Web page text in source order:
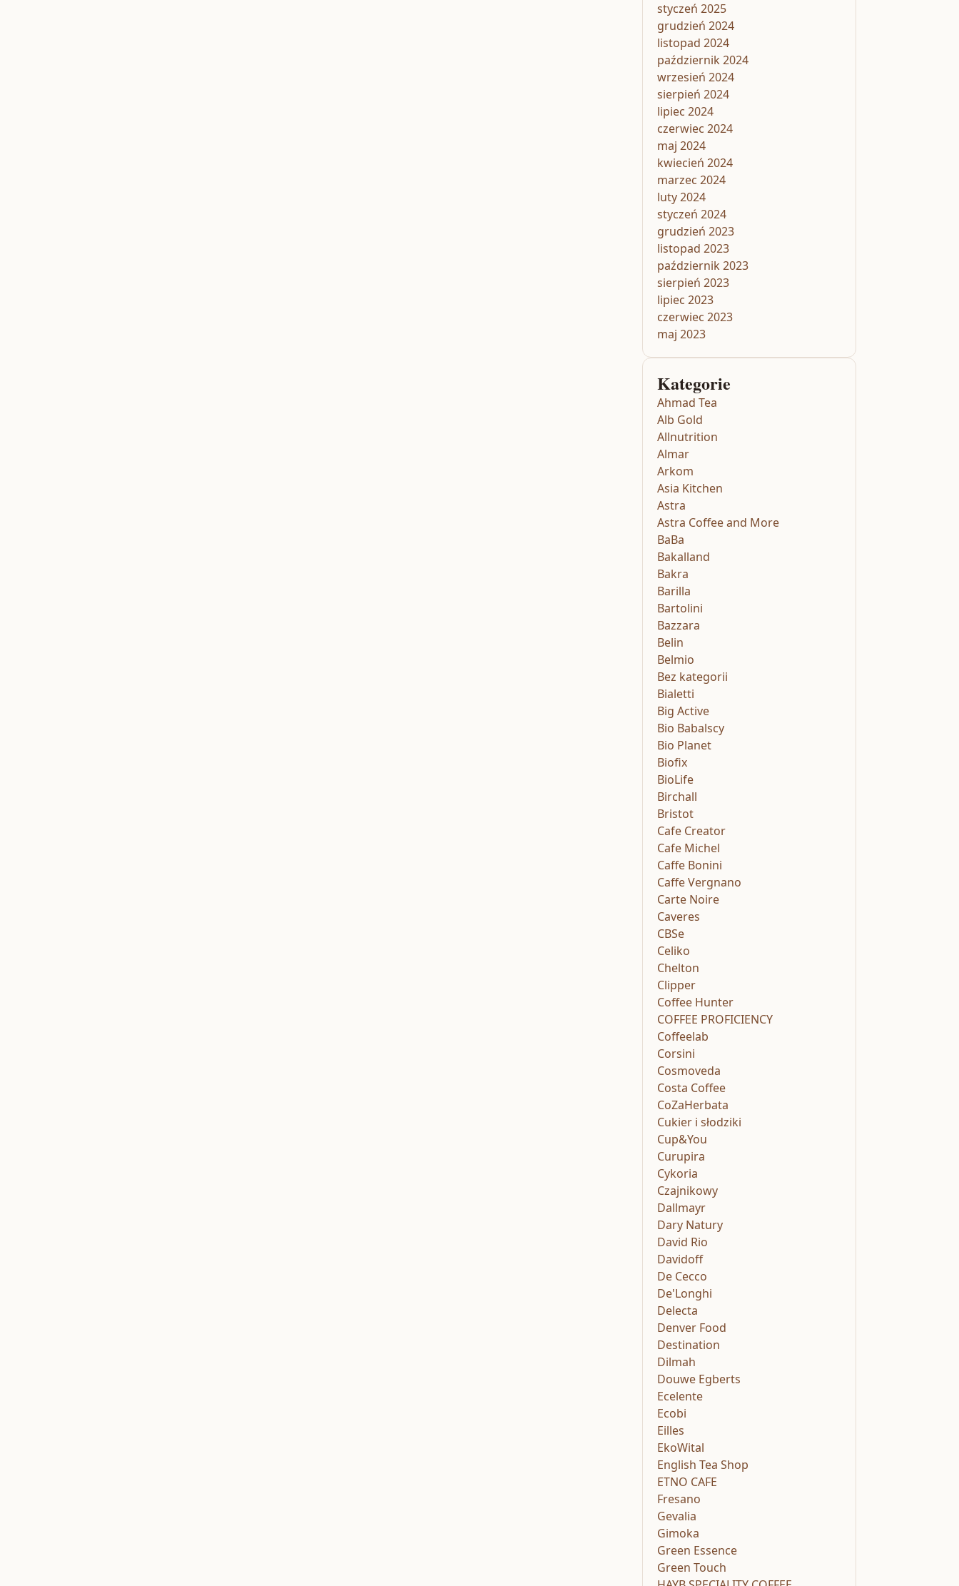
styczeń 2025
grudzień 2024
listopad 2024
październik 2024
wrzesień 2024
sierpień 2024
lipiec 2024
czerwiec 2024
maj 2024
kwiecień 2024
marzec 2024
luty 2024
styczeń 2024
grudzień 2023
listopad 2023
październik 2023
sierpień 2023
lipiec 2023
czerwiec 2023
maj 2023
Kategorie
Ahmad Tea
Alb Gold
Allnutrition
Almar
Arkom
Asia Kitchen
Astra
Astra Coffee and More
BaBa
Bakalland
Bakra
Barilla
Bartolini
Bazzara
Belin
Belmio
Bez kategorii
Bialetti
Big Active
Bio Babalscy
Bio Planet
Biofix
BioLife
Birchall
Bristot
Cafe Creator
Cafe Michel
Caffe Bonini
Caffe Vergnano
Carte Noire
Caveres
CBSe
Celiko
Chelton
Clipper
Coffee Hunter
COFFEE PROFICIENCY
Coffeelab
Corsini
Cosmoveda
Costa Coffee
CoZaHerbata
Cukier i słodziki
Cup&You
Curupira
Cykoria
Czajnikowy
Dallmayr
Dary Natury
David Rio
Davidoff
De Cecco
De'Longhi
Delecta
Denver Food
Destination
Dilmah
Douwe Egberts
Ecelente
Ecobi
Eilles
EkoWital
English Tea Shop
ETNO CAFE
Fresano
Gevalia
Gimoka
Green Essence
Green Touch